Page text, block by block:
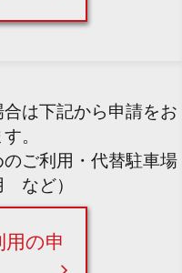
は下記から申請をお
。
のご利用・代替駐車場
など）
用の申